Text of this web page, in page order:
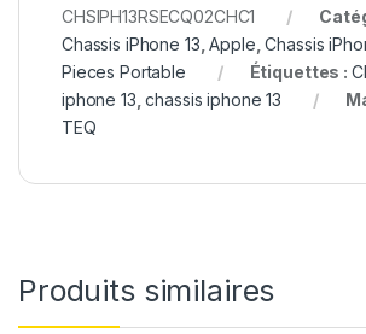
CHSIPH13RSECQ02CHC1
Chassis iPhone 13 ,Apple ,Chassis
Pieces Portable
Étiquettes :
iphone 13 ,chassis iphone 13
TEQ
Produits similaires